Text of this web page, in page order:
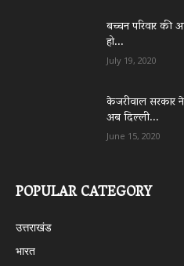
बच्चन परिवार
हो...
July 19, 2020
केजरीवाल सरकार
अब दिल्ली...
June 15, 2020
POPULAR CATEGORY
उत्तराखंड
भारत